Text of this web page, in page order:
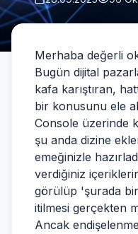
Merhaba değerli
Bugün dijital
kafa karıştıran,
bir konusunu ele
Console üzerinde
şu anda dizine
emeğinizle
verdiğiniz
görülüp 'şurada
itilmesi gerçekten
Ancak